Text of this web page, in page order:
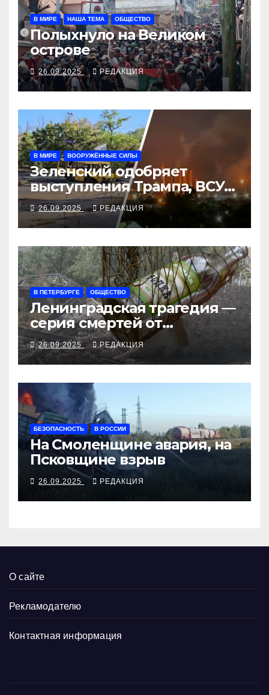
В МИРЕ НАША ТЕМА ОБЩЕСТВО
Полыхнуло на Великом
острове
26.09.2025 РЕДАКЦИЯ
В МИРЕ ВООРУЖЁННЫЕ СИЛЫ
Зеленский одобряет
выступления Трампа, ВСУ
закрыли Добропольский
рубеж
26.09.2025 РЕДАКЦИЯ
В ПЕТЕРБУРГЕ ОБЩЕСТВО
Ленинградская трагедия —
серия смертей от
алкосуррогата
26.09.2025 РЕДАКЦИЯ
БЕЗОПАСНОСТЬ В РОССИИ
На Смоленщине авария, на
Псковщине взрыв
26.09.2025 РЕДАКЦИЯ
О сайте
Рекламодателю
Контактная информация